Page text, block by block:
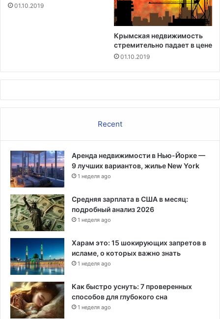
01.10.2019
Крымская недвижимость
стремительно падает в цене
01.10.2019
Recent
Аренда недвижимости в Нью-Йорке —
9 лучших вариантов, жилье New York
1 неделя ago
Средняя зарплата в США в месяц:
подробный анализ 2026
1 неделя ago
Харам это: 15 шокирующих запретов в
исламе, о которых важно знать
1 неделя ago
Как быстро уснуть: 7 проверенных
способов для глубокого сна
1 неделя ago